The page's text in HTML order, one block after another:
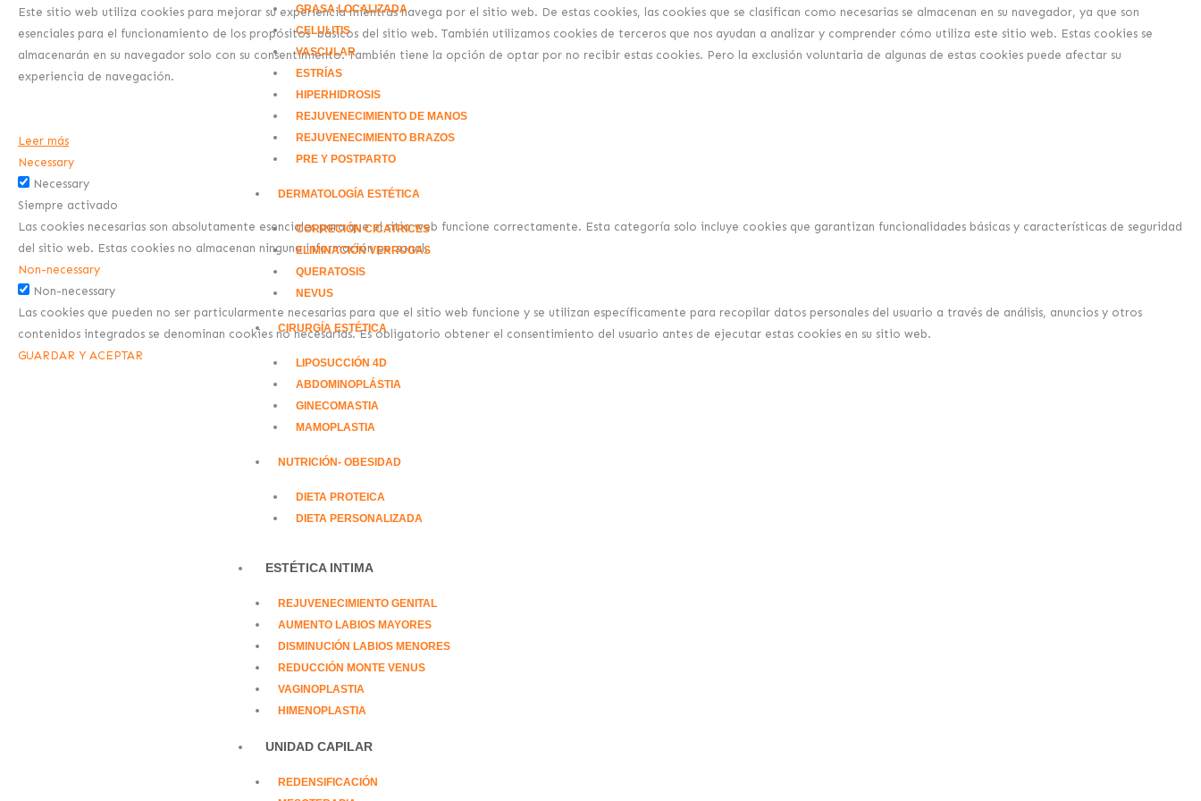
GRASA LOCALIZADA
CELULITIS
VASCULAR
ESTRÍAS
HIPERHIDROSIS
REJUVENECIMIENTO DE MANOS
REJUVENECIMIENTO BRAZOS
PRE Y POSTPARTO
DERMATOLOGÍA ESTÉTICA
CORRECIÓN CICATRICES
ELIMINACIÓN VERRUGAS
QUERATOSIS
NEVUS
CIRURGÍA ESTÉTICA
LIPOSUCCIÓN 4D
ABDOMINOPLÁSTIA
GINECOMASTIA
MAMOPLASTIA
NUTRICIÓN- OBESIDAD
DIETA PROTEICA
DIETA PERSONALIZADA
ESTÉTICA INTIMA
REJUVENECIMIENTO GENITAL
AUMENTO LABIOS MAYORES
DISMINUCIÓN LABIOS MENORES
REDUCCIÓN MONTE VENUS
VAGINOPLASTIA
HIMENOPLASTIA
UNIDAD CAPILAR
REDENSIFICACIÓN
m -
i
-
f
Este sitio web utiliza cookies para mejorar su experiencia mientras navega por el sitio web. De estas cookies, las cookies que se clasifican como necesarias se almacenan en su navegador, ya que son
esenciales para el funcionamiento de los propósitos básicos del sitio web. También utilizamos cookies de terceros que nos ayudan a analizar y comprender cómo utiliza este sitio web. Estas cookies se
almacenarán en su navegador solo con su consentimiento. También tiene la opción de optar por no recibir estas cookies. Pero la exclusión voluntaria de algunas de estas cookies puede afectar su
experiencia de navegación.
Leer más
Necessary
Necessary
Siempre activado
Las cookies necesarias son absolutamente esenciales para que el sitio web funcione correctamente. Esta categoría solo incluye cookies que garantizan funcionalidades básicas y características de seguridad
del sitio web. Estas cookies no almacenan ninguna información personal.
Non-necessary
Non-necessary
Las cookies que pueden no ser particularmente necesarias para que el sitio web funcione y se utilizan específicamente para recopilar datos personales del usuario a través de análisis, anuncios y otros
contenidos integrados se denominan cookies no necesarias. Es obligatorio obtener el consentimiento del usuario antes de ejecutar estas cookies en su sitio web.
GUARDAR Y ACEPTAR